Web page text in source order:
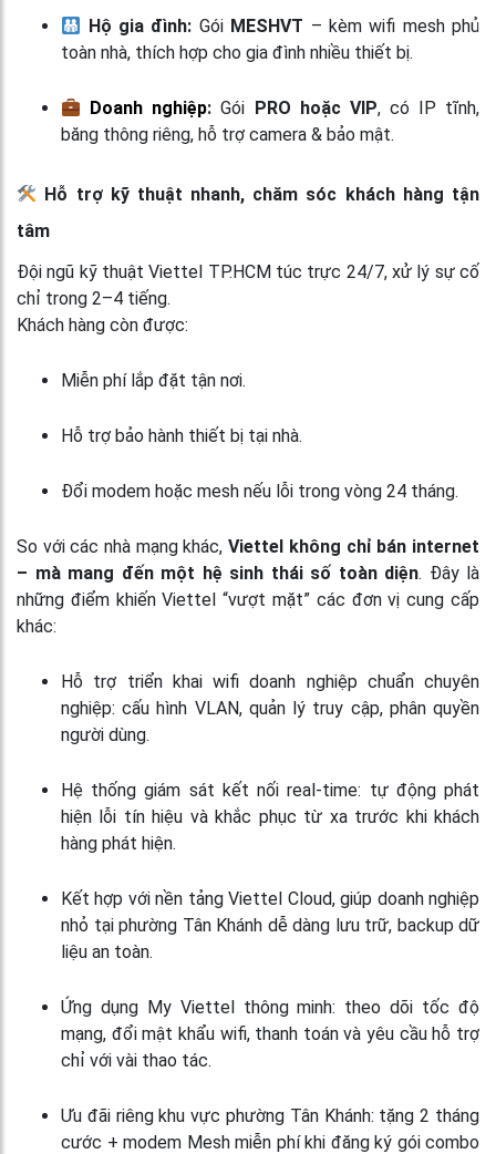
Hộ gia đình: Gói MESHVT – kèm wifi mesh phủ
toàn nhà, thích hợp cho gia đình nhiều thiết bị.
Doanh nghiệp: Gói PRO hoặc VIP, có IP tĩnh,
băng thông riêng, hỗ trợ camera & bảo mật.
Hỗ trợ kỹ thuật nhanh, chăm sóc khách hàng tận
tâm
Đội ngũ kỹ thuật Viettel TP.HCM túc trực 24/7, xử lý sự cố
chỉ trong 2–4 tiếng.
Khách hàng còn được:
Miễn phí lắp đặt tận nơi.
Hỗ trợ bảo hành thiết bị tại nhà.
Đổi modem hoặc mesh nếu lỗi trong vòng 24 tháng.
So với các nhà mạng khác,Viettel không chỉ bán internet
– mà mang đến một hệ sinh thái số toàn diện. Đây là
những điểm khiến Viettel “vượt mặt” các đơn vị cung cấp
khác:
Hỗ trợ triển khai wifi doanh nghiệp chuẩn chuyên
nghiệp: cấu hình VLAN, quản lý truy cập, phân quyền
người dùng.
Hệ thống giám sát kết nối real-time: tự động phát
hiện lỗi tín hiệu và khắc phục từ xa trước khi khách
hàng phát hiện.
Kết hợp với nền tảng Viettel Cloud, giúp doanh nghiệp
nhỏ tại phường Tân Khánh dễ dàng lưu trữ, backup dữ
liệu an toàn.
Ứng dụng My Viettel thông minh: theo dõi tốc độ
mạng, đổi mật khẩu wifi, thanh toán và yêu cầu hỗ trợ
chỉ với vài thao tác.
Ưu đãi riêng khu vực phường Tân Khánh: tặng 2 tháng
cước + modem Mesh miễn phí khi đăng ký gói combo